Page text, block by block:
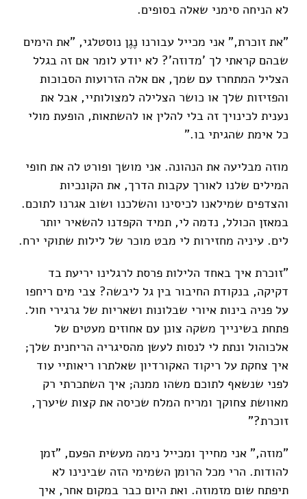
לא הניחה סימני שאלה בסופים.
"את זוכרת," אני מכייל עבורנו נֶגֶן נוסטלגי, "את הימים
שבהם קראתי לך 'מדוזה'? לא יודע לומר אם זה בגלל
הצליל המתחרז עם שמך, אם אלה הזרועות הסבוכות
והפזיזות שלך או כושר הצלילה למצולותיי, אבל את
נענית לכינויך זה בלי להלין או להשתאות, הופעת מולי
כל אימת שהגיתי בו."
מוזה מבליעה את הנהונה. אני מושך ופורט לה את חופי
המילים שלנו לאורך עקבות הדרך, את הקונכיות
והצדפים שמילאנו לכיסינו והשלכנו ושוב אגרנו לתוכם.
במאזן הכולל, נדמה לי, תמיד הקפדנו להשאיר יותר
לים. עיניה מחזירות לי מבט מוכר של לילות שתוקי ירח.
"זוכרת איך באחד הלילות פרסת לרגלינו יריעת בד
דקיקה, בנקודת החיבור בין גל ליבשה? צבי מים ריחפו
על פניה בינות איורי שבלונות ושאריות של גרגירי חול.
פתחת בשינייך משקה צונן עם אחוזים מעטים של
אלכוהול ונתת לי לנסות לעשן מהסיגריה הריחנית שלך;
איך צחקת על ריקוד האקורדיון שאלתרו ריאותיי עוד
לפני שנשאף לתוכם משהו ממנה; איך השתכרתי רק
מאוושת צחוקך ומריח המלח שכיסה את קצות שיערך,
זוכרת?"
"מוזה," אני מחייך ומכייל נימה מעשית הפעם, "זמן
להודות. הרי מכל הרומן השמימי הזה שבינינו לא
תיפתח שום מזמוזה. ואת היום כבר במקום אחר, איך